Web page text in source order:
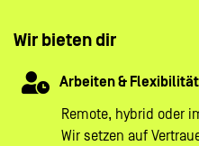
Wir bieten dir
Arbeiten & Flexibilität
Remote, hybrid oder
Wir setzen auf